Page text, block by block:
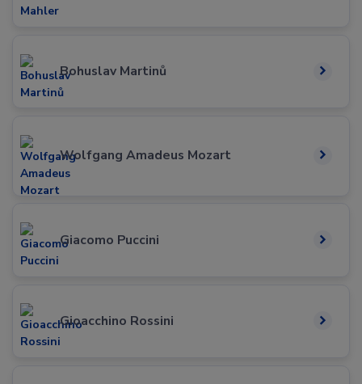
Bohuslav Martinů
Wolfgang Amadeus Mozart
Giacomo Puccini
Gioacchino Rossini